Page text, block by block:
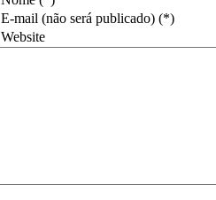
E-mail (não será publicado) (*)
Website